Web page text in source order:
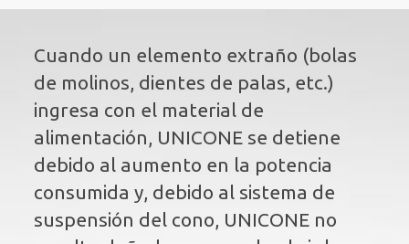
Cuando un elemento extraño (bolas
de molinos, dientes de palas, etc.)
ingresa con el material de
alimentación, UNICONE se detiene
debido al aumento en la potencia
consumida y, debido al sistema de
suspensión del cono, UNICONE no